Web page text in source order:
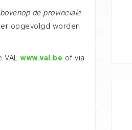
bovenop de provinciale
opgevolgd worden
VALwww.val.be of via